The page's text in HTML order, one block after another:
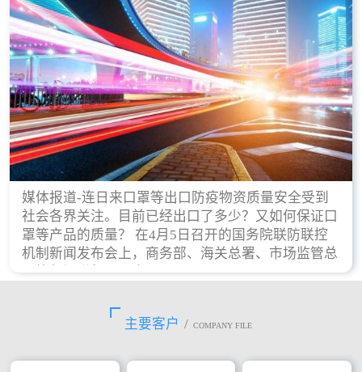
媒体报道-连日来口罩等出口防疫物资质量安全受到
社会各界关注。目前已经出口了多少？又如何保证口
罩等产品的质量？ 在4月5日召开的国务院联防联控
机制新闻发布会上，商务部、海关总署、市场监管总
局等部门进行了回应。
主要客户 / COMPANY FILE